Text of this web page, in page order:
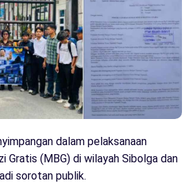
dalam pelaksanaan
Gratis (MBG) di wilayah Sibolga dan
sorotan publik.